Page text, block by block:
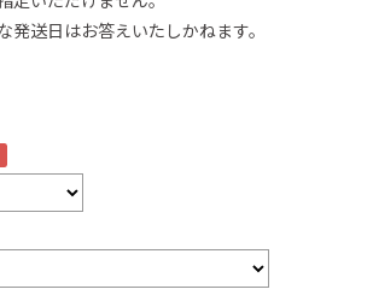
発送日はお答えいたしかねます。